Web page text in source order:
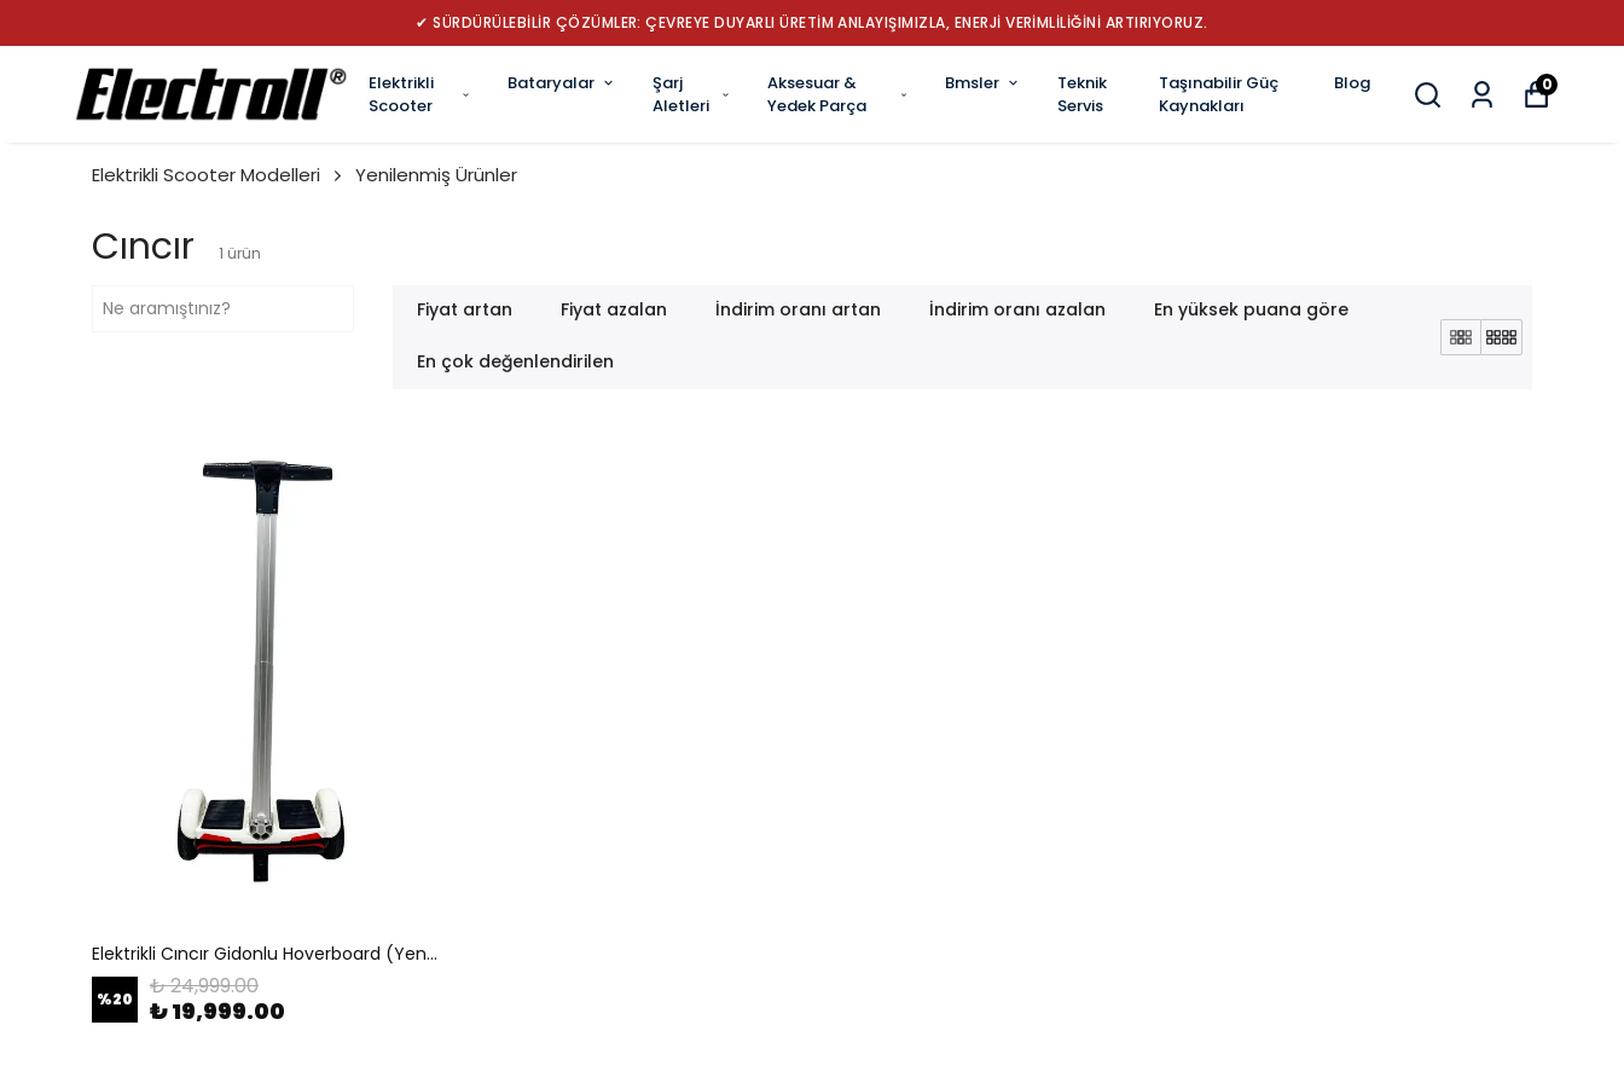
✔ TÜRKİYE’NİN LİDER ROBOT SÜPÜRGE BATARYA MARKASI: GÜÇ, DAYANIKLILIK VE YENİLİK
Elektrikli
Scooter
Bataryalar
Şarj
Aletleri
Aksesuar &
Yedek Parça
Bmsler
Teknik
Servis
Taşınabilir Güç
Kaynakları
Blog 0
Elektrikli Scooter Modelleri Yenilenmiş Ürünler
Cıncır 1 ürün
Fiyat artan Fiyat azalan İndirim oranı artan İndirim oranı azalan En yüksek puana göre
En çok değenlendirilen
Elektrikli Cıncır Gidonlu Hoverboard (Yenilenmiş Ürün)
%20 ₺ 24,999.00
₺ 19,999.00